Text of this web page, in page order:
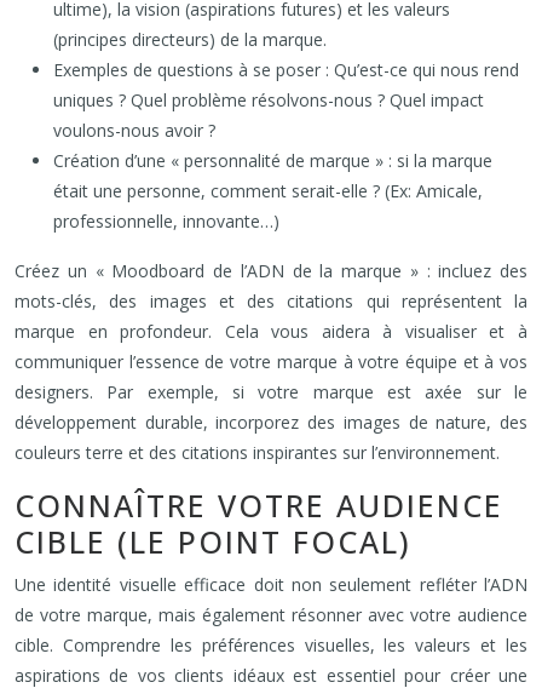
ultime), la vision (aspirations futures) et les valeurs
(principes directeurs) de la marque.
Exemples de questions à se poser : Qu’est-ce qui nous rend
uniques ? Quel problème résolvons-nous ? Quel impact
voulons-nous avoir ?
Création d’une « personnalité de marque » : si la marque
était une personne, comment serait-elle ? (Ex: Amicale,
professionnelle, innovante…)
Créez un « Moodboard de l’ADN de la marque » : incluez des
mots-clés, des images et des citations qui représentent la
marque en profondeur. Cela vous aidera à visualiser et à
communiquer l’essence de votre marque à votre équipe et à vos
designers. Par exemple, si votre marque est axée sur le
développement durable, incorporez des images de nature, des
couleurs terre et des citations inspirantes sur l’environnement.
CONNAÎTRE VOTRE AUDIENCE
CIBLE (LE POINT FOCAL)
Une identité visuelle efficace doit non seulement refléter l’ADN
de votre marque, mais également résonner avec votre audience
cible. Comprendre les préférences visuelles, les valeurs et les
aspirations de vos clients idéaux est essentiel pour créer une